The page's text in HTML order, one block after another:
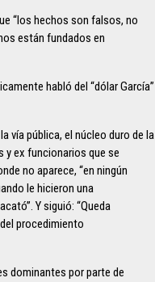
“los hechos son falsos, no
están fundados en
habló del “dólar García”
vía pública, el núcleo duro de la
y ex funcionarios que se
no aparece, “en ningún
le hicieron una
Y siguió: “Queda
procedimiento
dominantes por parte de